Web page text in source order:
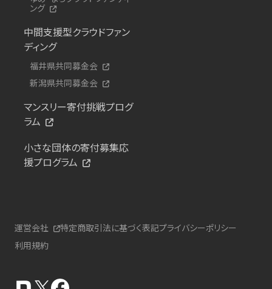
ング
中間支援型クラウドファン
ディング
福井県共同募金会
新潟県共同募金会
マンスリー寄付挑戦プログ
ラム
小さな団体の寄付募集応
援プログラム
運営会社 特定商取引法に基づく表記プライバシーポリシー
利用規約